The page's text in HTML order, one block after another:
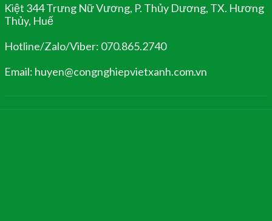
Kiệt 344 Trưng Nữ Vương, P. Thủy Dương, TX. Hương
Thủy, Huế
Hotline/Zalo/Viber: 070.865.2740
Email: huyen@congnghiepvietxanh.com.vn